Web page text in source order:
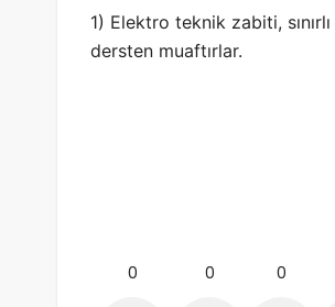
1) Elektro teknik zabiti,
dersten muaftırlar.
0 0 0